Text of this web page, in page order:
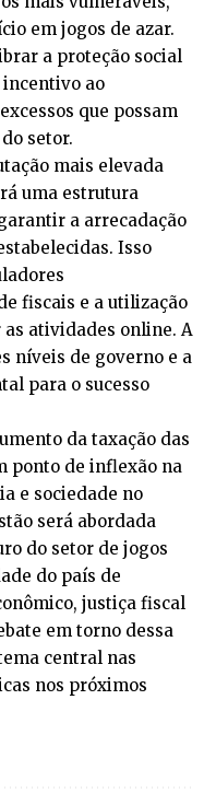
em jogos de azar.
a proteção social
ao
que possam
setor.
mais elevada
uma estrutura
a arrecadação
Isso
fiscais e a utilização
atividades online. A
níveis de governo e a
para o sucesso
da taxação das
ponto de inflexão na
e sociedade no
será abordada
do setor de jogos
do país de
justiça fiscal
em torno dessa
central nas
nos próximos